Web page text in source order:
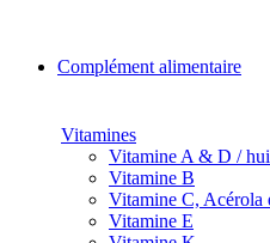
Complément alimentaire
Vitamines
Vitamine A & D /
Vitamine B
Vitamine C, Acérola
Vitamine E